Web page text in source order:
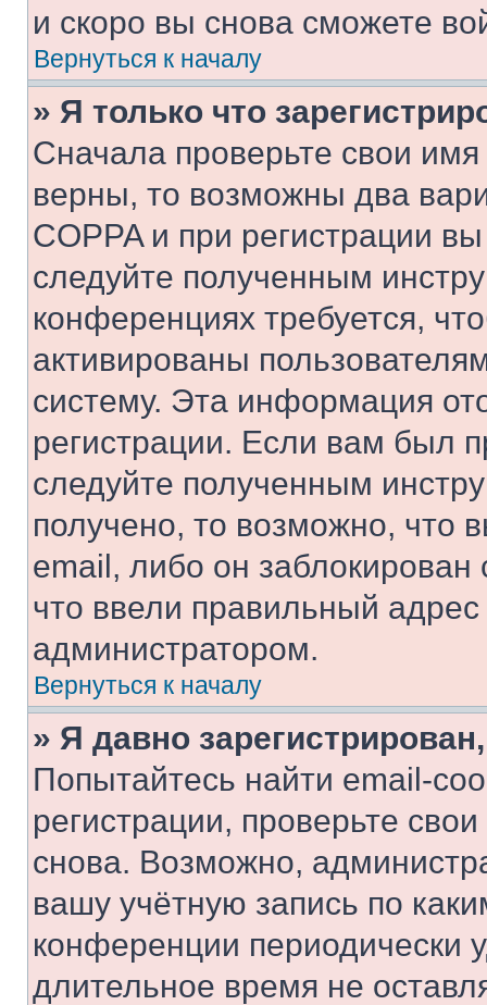
и скоро вы снова сможете
Вернуться к началу
» Я только что
Сначала проверьте свои
верны, то возможны два
COPPA и при регистрации
следуйте полученным
конференциях требуется,
активированы
систему. Эта информация
регистрации. Если вам был
следуйте полученным
получено, то возможно, что
email, либо он
что ввели правильный адрес
администратором.
Вернуться к началу
» Я давно
Попытайтесь найти email-
регистрации, проверьте
снова. Возможно,
вашу учётную запись по
конференции периодически
длительное время не